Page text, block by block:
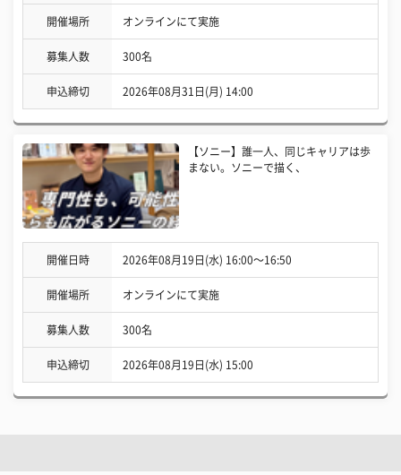
開催場所 オンラインにて実施
募集人数 300名
申込締切 2026年08月31日(月) 14:00
【ソニー】誰一人、同じキャリアは歩
まない。ソニーで描く、
開催日時 2026年08月19日(水) 16:00〜16:50
開催場所 オンラインにて実施
募集人数 300名
申込締切 2026年08月19日(水) 15:00